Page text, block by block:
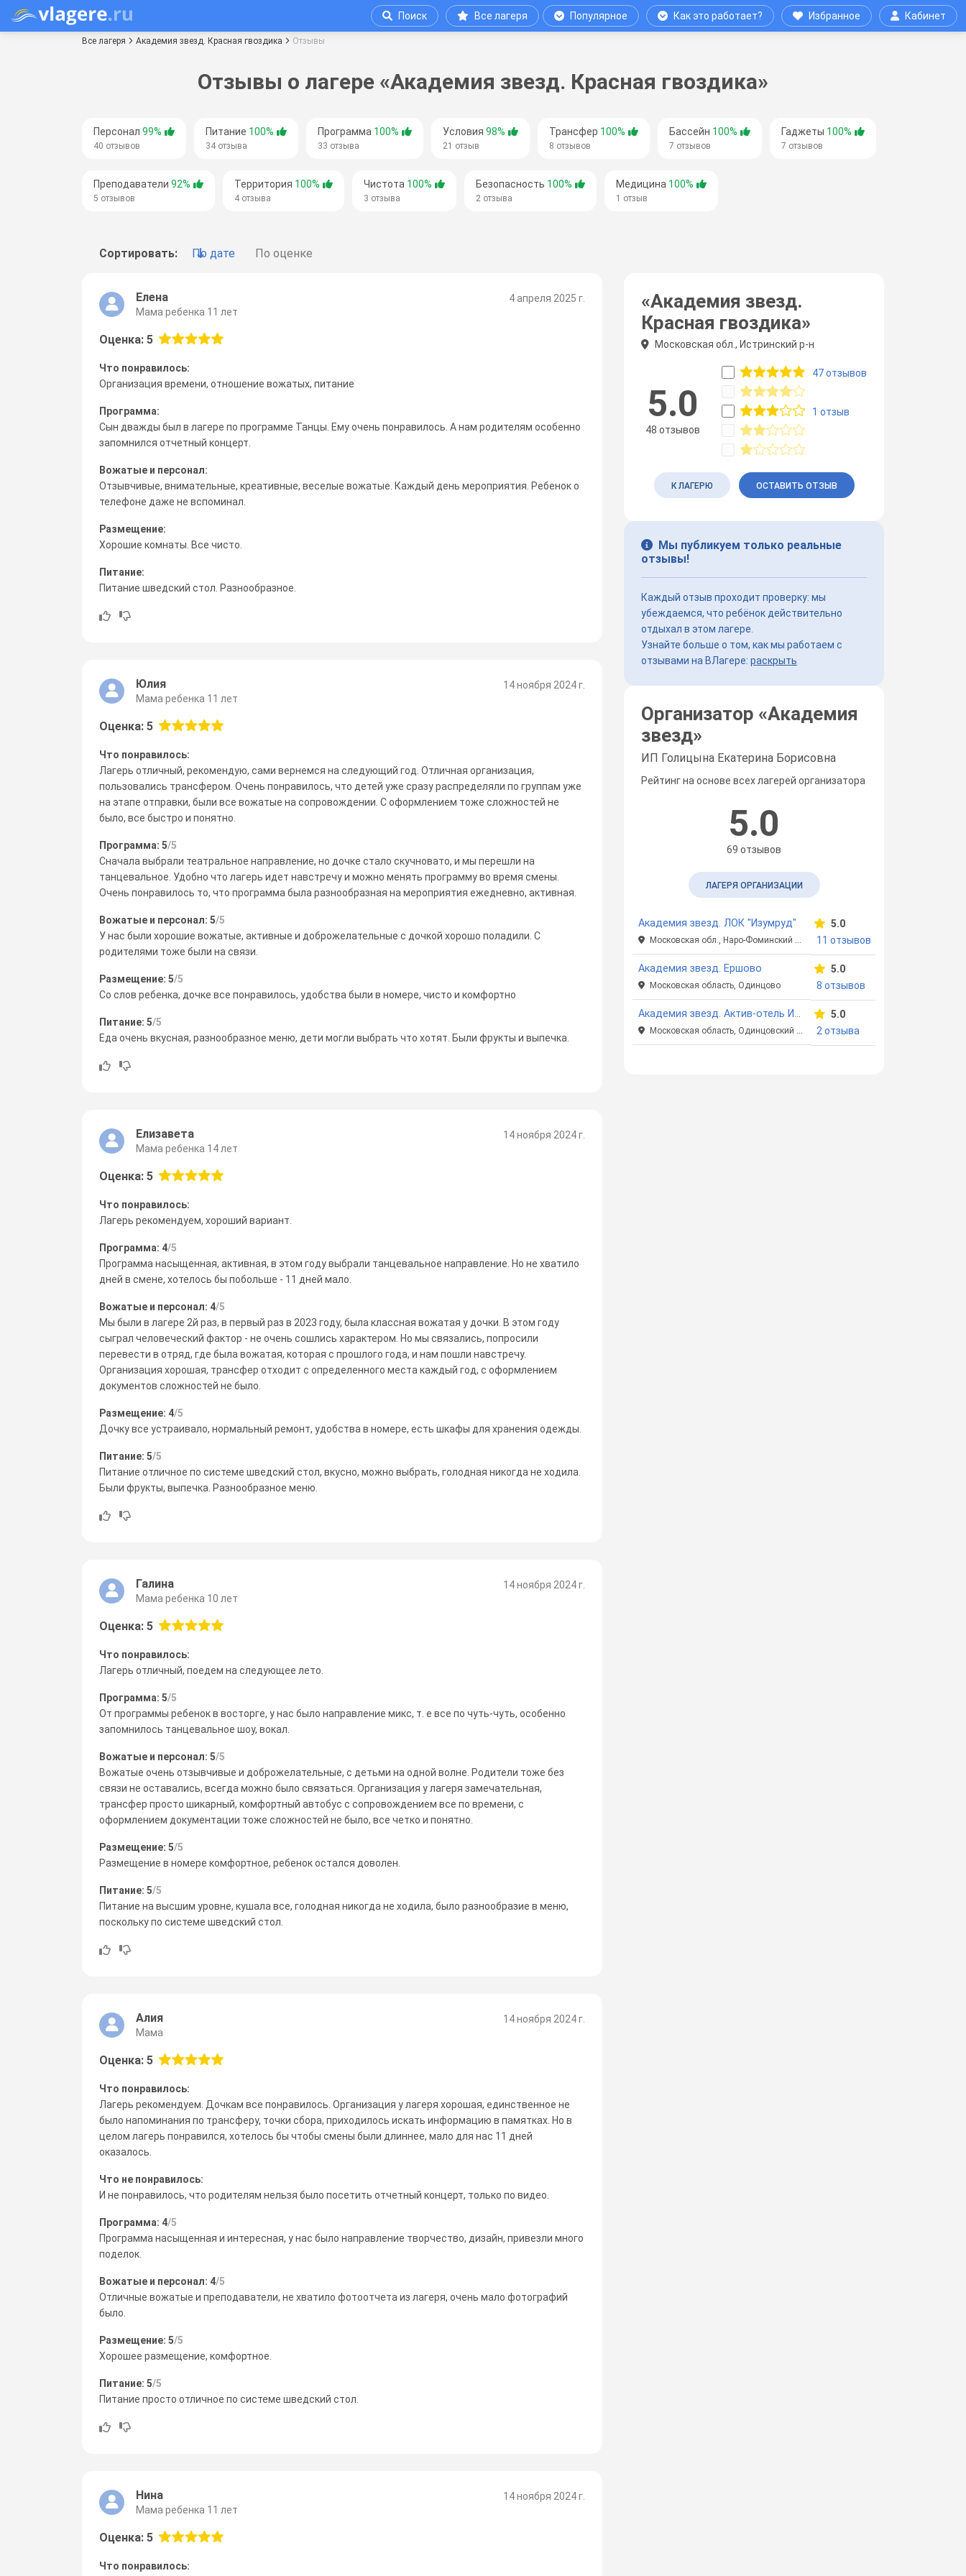
Поиск Все лагеря Популярное Как это работает? Избранное Кабинет
Все лагеря Академия звезд. Красная гвоздика Отзывы
Отзывы о лагере «Академия звезд. Красная гвоздика»
Персонал 99%
40 отзывов
Питание 100%
34 отзыва
Программа 100%
33 отзыва
Условия 98%
21 отзыв
Трансфер 100%
8 отзывов
Бассейн 100%
7 отзывов
Гаджеты 100%
7 отзывов
Преподаватели 92%
5 отзывов
Территория 100%
4 отзыва
Чистота 100%
3 отзыва
Безопасность 100%
2 отзыва
Медицина 100%
1 отзыв
Сортировать: По дате По оценке
4 апреля 2025 г.
Елена
Мама ребенка 11 лет
Оценка: 5
Что понравилось:
Организация времени, отношение вожатых, питание
Программа:
Сын дважды был в лагере по программе Танцы. Ему очень понравилось. А нам родителям особенно
запомнился отчетный концерт.
Вожатые и персонал:
Отзывчивые, внимательные, креативные, веселые вожатые. Каждый день мероприятия. Ребенок о
телефоне даже не вспоминал.
Размещение:
Хорошие комнаты. Все чисто.
Питание:
Питание шведский стол. Разнообразное.
14 ноября 2024 г.
Юлия
Мама ребенка 11 лет
Оценка: 5
Что понравилось:
Лагерь отличный, рекомендую, сами вернемся на следующий год. Отличная организация,
пользовались трансфером. Очень понравилось, что детей уже сразу распределяли по группам уже
на этапе отправки, были все вожатые на сопровождении. С оформлением тоже сложностей не
было, все быстро и понятно.
Программа: 5/5
Сначала выбрали театральное направление, но дочке стало скучновато, и мы перешли на
танцевальное. Удобно что лагерь идет навстречу и можно менять программу во время смены.
Очень понравилось то, что программа была разнообразная на мероприятия ежедневно, активная.
Вожатые и персонал: 5/5
У нас были хорошие вожатые, активные и доброжелательные с дочкой хорошо поладили. С
родителями тоже были на связи.
Размещение: 5/5
Со слов ребенка, дочке все понравилось, удобства были в номере, чисто и комфортно
Питание: 5/5
Еда очень вкусная, разнообразное меню, дети могли выбрать что хотят. Были фрукты и выпечка.
14 ноября 2024 г.
Елизавета
Мама ребенка 14 лет
Оценка: 5
Что понравилось:
Лагерь рекомендуем, хороший вариант.
Программа: 4/5
Программа насыщенная, активная, в этом году выбрали танцевальное направление. Но не хватило
дней в смене, хотелось бы побольше - 11 дней мало.
Вожатые и персонал: 4/5
Мы были в лагере 2й раз, в первый раз в 2023 году, была классная вожатая у дочки. В этом году
сыграл человеческий фактор - не очень сошлись характером. Но мы связались, попросили
перевести в отряд, где была вожатая, которая с прошлого года, и нам пошли навстречу.
Организация хорошая, трансфер отходит с определенного места каждый год, с оформлением
документов сложностей не было.
Размещение: 4/5
Дочку все устраивало, нормальный ремонт, удобства в номере, есть шкафы для хранения одежды.
Питание: 5/5
Питание отличное по системе шведский стол, вкусно, можно выбрать, голодная никогда не ходила.
Были фрукты, выпечка. Разнообразное меню.
14 ноября 2024 г.
Галина
Мама ребенка 10 лет
Оценка: 5
Что понравилось:
Лагерь отличный, поедем на следующее лето.
Программа: 5/5
От программы ребенок в восторге, у нас было направление микс, т. е все по чуть-чуть, особенно
запомнилось танцевальное шоу, вокал.
Вожатые и персонал: 5/5
Вожатые очень отзывчивые и доброжелательные, с детьми на одной волне. Родители тоже без
связи не оставались, всегда можно было связаться. Организация у лагеря замечательная,
трансфер просто шикарный, комфортный автобус с сопровождением все по времени, с
оформлением документации тоже сложностей не было, все четко и понятно.
Размещение: 5/5
Размещение в номере комфортное, ребенок остался доволен.
Питание: 5/5
Питание на высшим уровне, кушала все, голодная никогда не ходила, было разнообразие в меню,
поскольку по системе шведский стол.
14 ноября 2024 г.
Алия
Мама
Оценка: 5
Что понравилось:
Лагерь рекомендуем. Дочкам все понравилось. Организация у лагеря хорошая, единственное не
было напоминания по трансферу, точки сбора, приходилось искать информацию в памятках. Но в
целом лагерь понравился, хотелось бы чтобы смены были длиннее, мало для нас 11 дней
оказалось.
Что не понравилось:
И не понравилось, что родителям нельзя было посетить отчетный концерт, только по видео.
Программа: 4/5
Программа насыщенная и интересная, у нас было направление творчество, дизайн, привезли много
поделок.
Вожатые и персонал: 4/5
Отличные вожатые и преподаватели, не хватило фотоотчета из лагеря, очень мало фотографий
было.
Размещение: 5/5
Хорошее размещение, комфортное.
Питание: 5/5
Питание просто отличное по системе шведский стол.
14 ноября 2024 г.
Нина
Мама ребенка 11 лет
Оценка: 5
Что понравилось:
«Академия звезд.
Красная гвоздика»
Московская обл., Истринский р-н
5.0
48 отзывов
47 отзывов
1 отзыв
К ЛАГЕРЮ ОСТАВИТЬ ОТЗЫВ
Мы публикуем только реальные
отзывы!
Каждый отзыв проходит проверку: мы
убеждаемся, что ребёнок действительно
отдыхал в этом лагере.
Узнайте больше о том, как мы работаем с
отзывами на ВЛагере: раскрыть
Организатор «Академия
звезд»
ИП Голицына Екатерина Борисовна
Рейтинг на основе всех лагерей организатора
5.0
69 отзывов
ЛАГЕРЯ ОРГАНИЗАЦИИ
Академия звезд. ЛОК "Изумруд"
Московская обл., Наро-Фоминский р-н
5.0
11 отзывов
Академия звезд. Ершово
Московская область, Одинцово
5.0
8 отзывов
Академия звезд. Актив-отель Искра
Московская область, Одинцовский район
5.0
2 отзыва